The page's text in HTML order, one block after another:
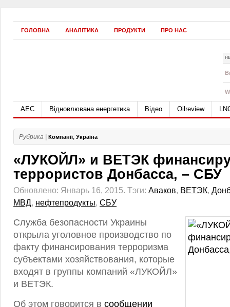
ГОЛОВНА АНАЛІТИКА ПРОДУКТИ ПРО НАС
АЕС Відновлювана енергетика Відео Oilreview
Рубрика | Компанії, Україна
«ЛУКОЙЛ» и ВЕТЭК
террористов Донбасса, – СБУ
Обновлено: Январь 16, 2015. Тэги: Аваков, ВЕТЭК,
МВД, нефтепродукты, СБУ
Служба безопасности Украины
открыла уголовное производство по
факту финансирования терроризма
субъектами хозяйствования, которые
входят в группы компаний «ЛУКОЙЛ»
и ВЕТЭК.
Об этом говорится в сообщении